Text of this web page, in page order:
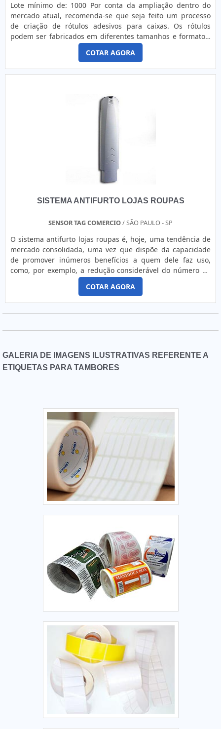
ótima qualidade e precisão, características simples, mas
que mostram o comprometimento da empresa com seus
clientes.Esses e outros motivos são a razão pela qual a GID -
Soluções em Adesivos é uma empresa responsável quando
falamos de empresas do segmento de etiquetas, rótulos,
banners e etiquetas com resina. O objetivo é disponibilizar
a tecnologia e desenvolvimento no que gera resultado e
as melhores variedades no segmento quando o assunto for
etiquetas, rótulos, banners e etiquetas com resina. Líder em
produtos de alto padrão, a empresa conta com profissionais
especializados e instalações modernas e em bom estado,
em Adesivos é uma empresa que tem se destacado no
segmento pela idoneidade em tudo que faz, onde comprova
sua essência de trazer o melhor para os parceiros.
Lote mínimo de: 1000 Por conta da ampliação dentro do
mercado atual, recomenda-se que seja feito um processo
de criação de rótulos adesivos para caixas. Os rótulos
podem ser fabricados em diferentes tamanhos e formatos,
dependendo da aplicação à qual se destina. Os rótulos
adesivos personalizados podem ser utilizados em
supermercados, padarias, açougues, lojas de departamento
e até em indústrias dos mais diversos segmentos.
COTAR AGORA
SISTEMA ANTIFURTO LOJAS ROUPAS
SENSOR TAG COMERCIO/ SÃO PAULO - SP
O sistema antifurto lojas roupas é, hoje, uma tendência de
mercado consolidada, uma vez que dispõe da capacidade
de promover inúmeros benefícios a quem dele faz uso,
como, por exemplo, a redução considerável do número de
furtos ocorridos em um determinado estabelecimento.Nos
dias atuais, os prejuízos contabilizados por furtos somam
uma das maiores parcelas de prejuízos que uma empresa
pode ter e, por essa razão, realizar o investimento em um
prudente, como inteligente e eficaz.O que pode ser
auxilia no combate aos furtos e retoma a lucratividade que
seria extraviada, como também se trata de um excelente
investimento, com uma boa relação entre o custo e os
inibidor de furtos, pois, por ficar estrategicamente
posicionado na entrada da loja, gera um alarme quando
alguma mercadoria cruza a sua linha sem ter sido paga, o
que chama a atenção para o infrator, fazendo com que este
pense duas vezes antes de cometer um ato como esse num
local com uma segurança dessas.O sistema antifurto lojas
roupas é também conhecido como Street Line Sensor Tag,
sendo um dos mais indicados para lojas de médio a grande
porte. Conta com um design discreto, o que o faz se
composto por: Antena transmissora e receptora; Cabo de
energia blindado; Cabo de dados blindado para
comunicação; Fonte de alimentação.ONDE ENCONTRAR O
PRODUTO COM BOM CUSTO-BENEFÍCIOA Sensor Tag é
especialista na comercialização de sistema antifurto,
oferecendo aos seus clientes produtos da linha EAS dentro
do mais elevado padrão de excelência. Confira..
COTAR AGORA
GALERIA DE IMAGENS ILUSTRATIVAS REFERENTE A
ETIQUETAS PARA TAMBORES